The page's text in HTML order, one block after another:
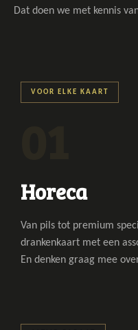
Dat doen we met kennis
VOOR ELKE KAART
Horeca
Van pils tot premium
drankenkaart met een
En denken graag mee